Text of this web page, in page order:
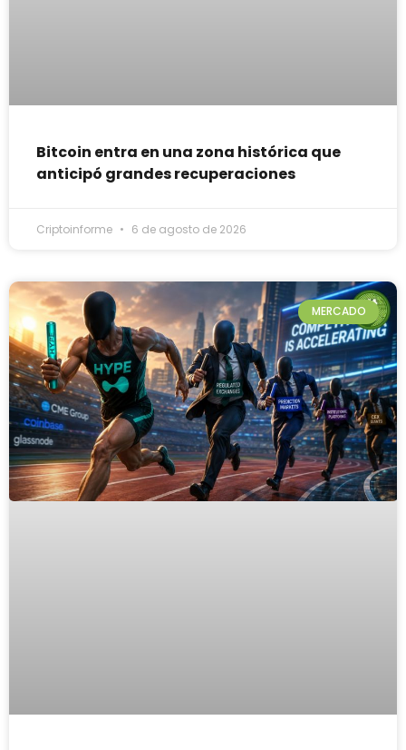
Bitcoin entra en una zona histórica que
anticipó grandes recuperaciones
Criptoinforme 6 de agosto de 2026
MERCADO